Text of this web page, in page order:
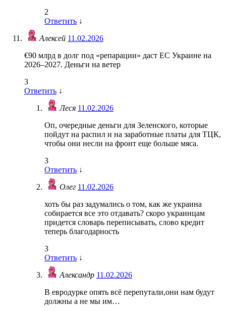
2
Ответить ↓
Алексей 11.02.2026
€90 млрд в долг под «репарации» даст ЕС Украине на
2026–2027. Деньги на ветер
3
Ответить ↓
Леся 11.02.2026
Оп, очередные деньги для Зеленского, которые
пойдут на распил и на заработные платы для ТЦК,
чтобы они несли на фронт еще больше мяса.
3
Ответить ↓
Олег 11.02.2026
хоть бы раз задумались о том, как же украина
собирается все это отдавать? скоро украинцам
придется словарь переписывать, слово кредит
теперь благодарность
3
Ответить ↓
Александр 11.02.2026
В евродурке опять всё перепутали,они нам будут
должны а не мы им…